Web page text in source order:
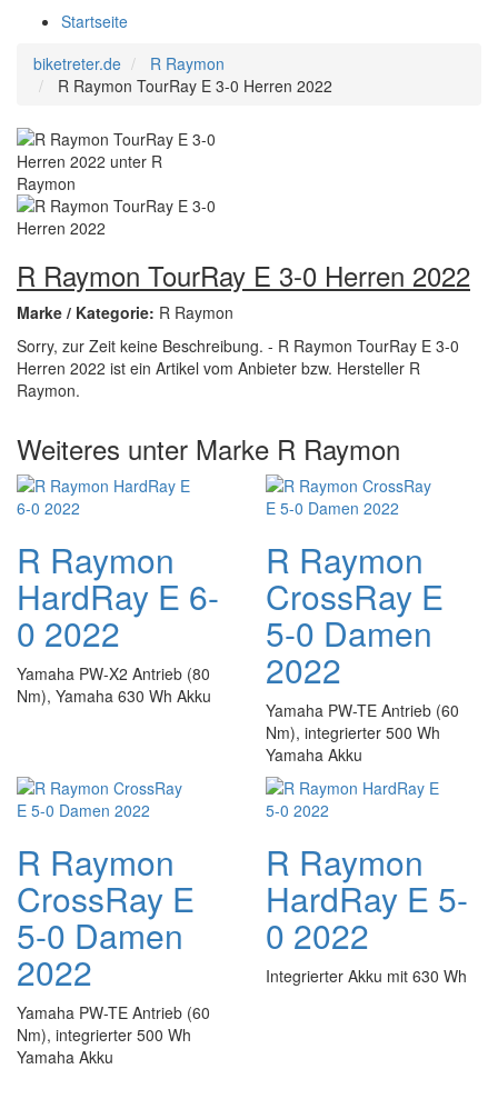
Startseite
biketreter.de
R Raymon
R Raymon TourRay E 3-0 Herren 2022
R Raymon TourRay E 3-0 Herren 2022
Marke / Kategorie: R Raymon
Sorry, zur Zeit keine Beschreibung. - R Raymon TourRay E 3-0
Herren 2022 ist ein Artikel vom Anbieter bzw. Hersteller R
Raymon.
Weiteres unter Marke R Raymon
R Raymon
HardRay E 6-
0 2022
Yamaha PW-X2 Antrieb (80
Nm), Yamaha 630 Wh Akku
R Raymon
CrossRay E
5-0 Damen
2022
Yamaha PW-TE Antrieb (60
Nm), integrierter 500 Wh
Yamaha Akku
R Raymon
CrossRay E
5-0 Damen
2022
Yamaha PW-TE Antrieb (60
Nm), integrierter 500 Wh
Yamaha Akku
R Raymon
HardRay E 5-
0 2022
Integrierter Akku mit 630 Wh